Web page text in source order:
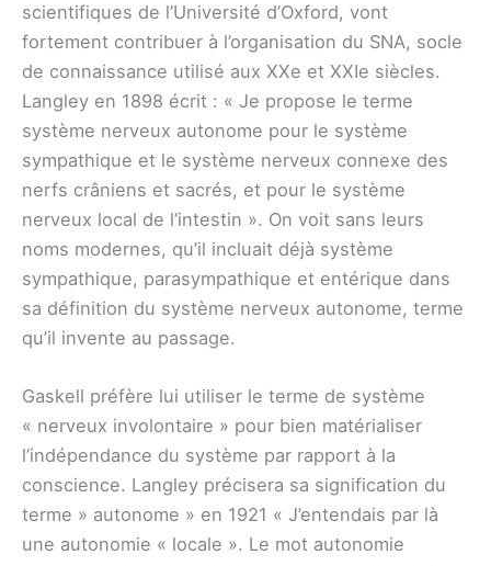
scientifiques de l’Université d’Oxford, vont
fortement contribuer à l’organisation du SNA, socle
de connaissance utilisé aux XXe et XXIe siècles.
Langley en 1898 écrit : « Je propose le terme
système nerveux autonome pour le système
sympathique et le système nerveux connexe des
nerfs crâniens et sacrés, et pour le système
nerveux local de l’intestin ». On voit sans leurs
noms modernes, qu’il incluait déjà système
sympathique, parasympathique et entérique dans
sa définition du système nerveux autonome, terme
qu’il invente au passage.
Gaskell préfère lui utiliser le terme de système
« nerveux involontaire » pour bien matérialiser
l’indépendance du système par rapport à la
conscience. Langley précisera sa signification du
terme » autonome » en 1921 « J’entendais par là
une autonomie « locale ». Le mot autonomie